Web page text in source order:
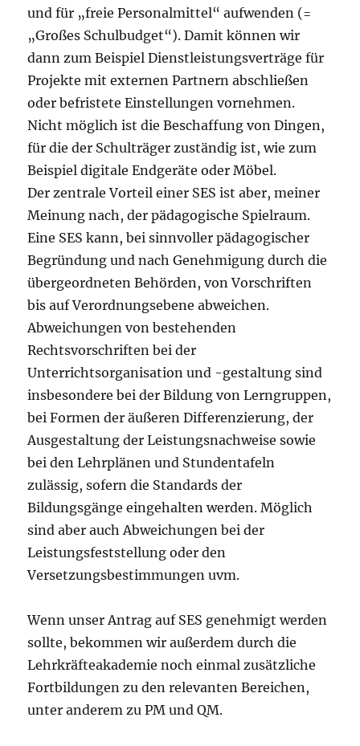
und für „freie Personalmittel“ aufwenden (=
„Großes Schulbudget“). Damit können wir
dann zum Beispiel Dienstleistungsverträge für
Projekte mit externen Partnern abschließen
oder befristete Einstellungen vornehmen.
Nicht möglich ist die Beschaffung von Dingen,
für die der Schulträger zuständig ist, wie zum
Beispiel digitale Endgeräte oder Möbel.
Der zentrale Vorteil einer SES ist aber, meiner
Meinung nach, der pädagogische Spielraum.
Eine SES kann, bei sinnvoller pädagogischer
Begründung und nach Genehmigung durch die
übergeordneten Behörden, von Vorschriften
bis auf Verordnungsebene abweichen.
Abweichungen von bestehenden
Rechtsvorschriften bei der
Unterrichtsorganisation und -gestaltung sind
insbesondere bei der Bildung von Lerngruppen,
bei Formen der äußeren Differenzierung, der
Ausgestaltung der Leistungsnachweise sowie
bei den Lehrplänen und Stundentafeln
zulässig, sofern die Standards der
Bildungsgänge eingehalten werden. Möglich
sind aber auch Abweichungen bei der
Leistungsfeststellung oder den
Versetzungsbestimmungen uvm.
Wenn unser Antrag auf SES genehmigt werden
sollte, bekommen wir außerdem durch die
Lehrkräfteakademie noch einmal zusätzliche
Fortbildungen zu den relevanten Bereichen,
unter anderem zu PM und QM.